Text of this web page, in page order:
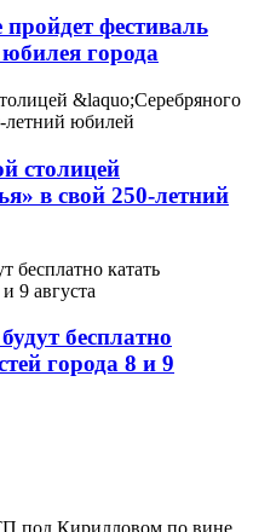
фестиваль
города
столицей
в свой 250-летний
бесплатно
города 8 и 9